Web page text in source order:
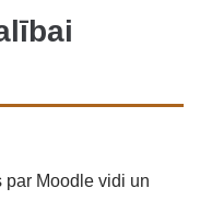
par Moodle vidi un